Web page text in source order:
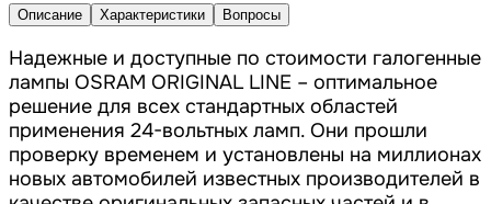
Описание Характеристики Вопросы
Надежные и доступные по стоимости галогенные
лампы OSRAM ORIGINAL LINE – оптимальное
решение для всех стандартных областей
применения 24-вольтных ламп. Они прошли
проверку временем и установлены на миллионах
новых автомобилей известных производителей в